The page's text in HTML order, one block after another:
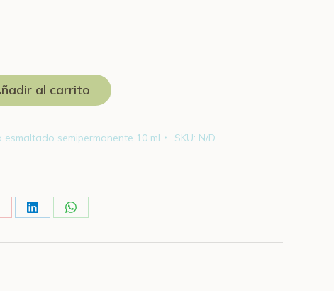
al carrito
esmaltado semipermanente 10 ml SKU: N/D
Share Share